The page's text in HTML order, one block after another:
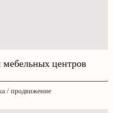
мебельных центров
/ продвижение